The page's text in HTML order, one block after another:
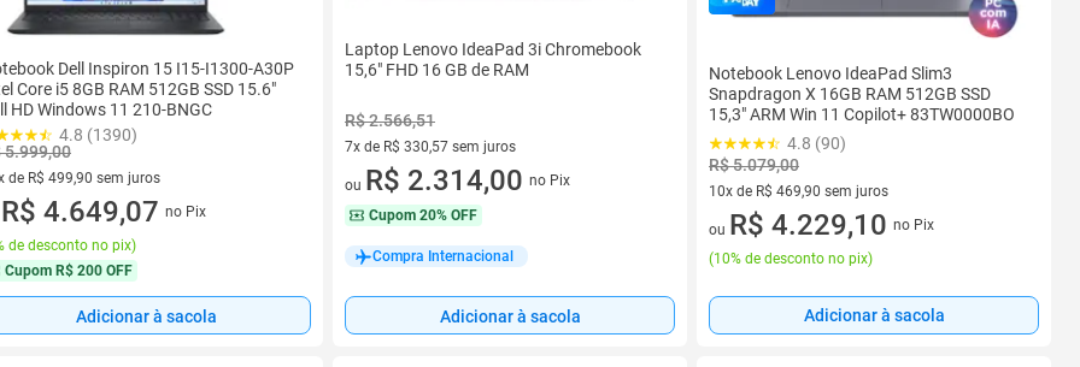
Dell Inspiron 15 I15-I1300-A30P
Core i5 8GB RAM 512GB SSD 15.6"
HD Windows 11 210-BNGC
4.8 (1390)
5.999,00
de R$ 499,90 sem juros
vez de R$ 499,90 sem juros
R$ 4.649,07 no Pix
de desconto no pix)
Cupom R$ 200 OFF
Adicionar à sacola
Laptop Lenovo IdeaPad 3i Chromebook
15,6" FHD 16 GB de RAM
R$ 2.566,51
7x de R$ 330,57 sem juros
7 vez de R$ 330,57 sem juros
ou R$ 2.314,00 no Pix
Cupom 20% OFF
Compra Internacional
Adicionar à sacola
Notebook Lenovo IdeaPad Slim3
Snapdragon X 16GB RAM 512GB SSD
15,3" ARM Win 11 Copilot+ 83TW0000BO
4.8 (90)
R$ 5.079,00
10x de R$ 469,90 sem juros
10 vez de R$ 469,90 sem juros
ou R$ 4.229,10 no Pix
(10% de desconto no pix)
Adicionar à sacola